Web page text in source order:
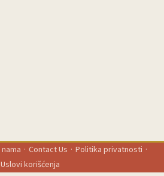
· Contact Us · Politika privatnosti ·
Uslovi korišćenja